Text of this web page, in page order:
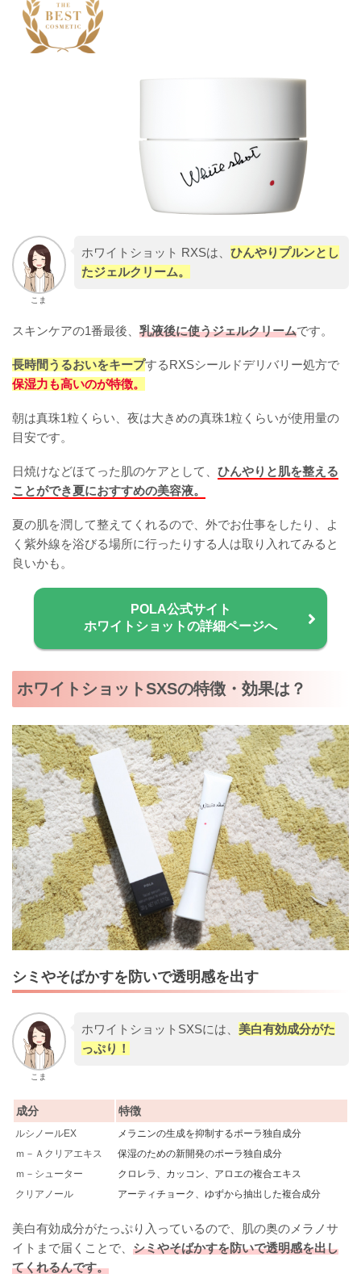
こま
ホワイトショット RXSは、 ひんやりプルンとし
たジェルクリーム。
スキンケアの1番最後、 乳液後に使うジェルクリームです。
長時間うるおいをキープするRXSシールドデリバリー処方で
保湿力も高いのが特徴。
朝は真珠1粒くらい、夜は大きめの真珠1粒くらいが使用量の
目安です。
日焼けなどほてった肌のケアとして、 ひんやりと肌を整える
ことができ夏におすすめの美容液。
夏の肌を潤して整えてくれるので、外でお仕事をしたり、よ
く紫外線を浴びる場所に行ったりする人は取り入れてみると
良いかも。
POLA公式サイト
ホワイトショットの詳細ページへ
ホワイトショットSXSの特徴・効果は？
シミやそばかすを防いで透明感を出す
こま
ホワイトショットSXSには、 美白有効成分がた
っぷり！
成分 特徴
ルシノールEX
メラニンの生成を抑制するポーラ独自成分
ｍ－Ａクリアエキス
保湿のための新開発のポーラ独自成分
ｍ－シューター
クロレラ、カッコン、アロエの複合エキス
クリアノール
アーティチョーク、ゆずから抽出した複合成分
美白有効成分がたっぷり入っているので、肌の奥のメラノサ
イトまで届くことで、 シミやそばかすを防いで透明感を出し
てくれるんです。